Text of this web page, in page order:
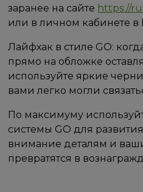
заранее на сайте https://
или в личном кабинете в
Лайфхак в стиле GO:
прямо на обложке
используйте яркие
вами легко могли
По максимуму
системы GO для
внимание деталям и
превратятся в